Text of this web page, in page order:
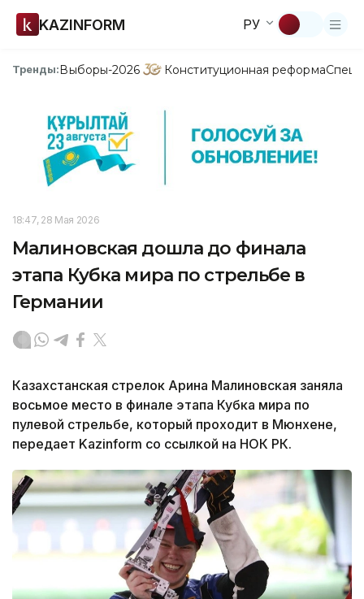
KAZINFORM РУ
Тренды:Выборы-2026 Конституционная реформа
18:47, 28 Мая 2026
Малиновская дошла до финала
этапа Кубка мира по стрельбе в
Германии
Казахстанская стрелок Арина Малиновская заняла
восьмое место в финале этапа Кубка мира по
пулевой стрельбе, который проходит в Мюнхене,
передает Kazinform со ссылкой на НОК РК.